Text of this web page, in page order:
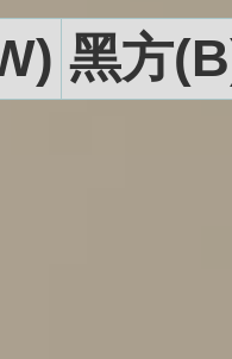
黑方